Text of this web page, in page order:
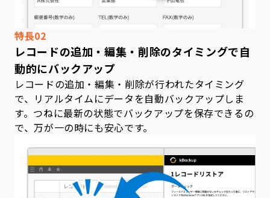
特長02
レコードの追加・編集・削除のタイミングで自
動的にバックアップ
レコードの追加・編集・削除が行われたタイミング
で、リアルタイムにデータを自動バックアップしま
す。つねに最新の状態でバックアップを保存できるの
で、万が一の時にも安心です。